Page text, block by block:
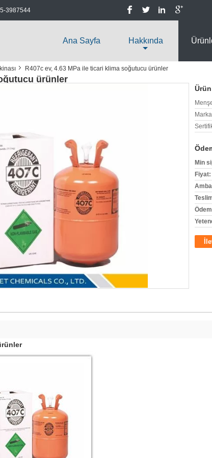
3987544
Ana Sayfa Hakkında
R407c ev, 4.63 MPa ile ticari klima soğutucu ürünler
ürünler
Ürün
Min
Fiyat: